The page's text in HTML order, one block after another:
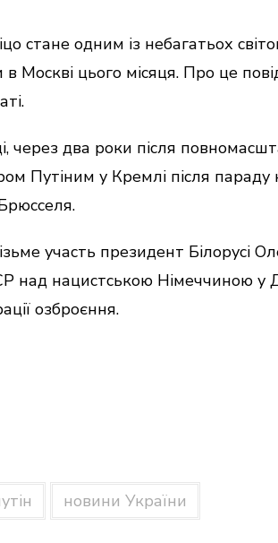
стане одним із небагатьох
Москві цього місяця. Про це
через два роки після
Путіним у Кремлі після
участь президент Білорусі
нацистською Німеччиною у
озброєння.
новини України